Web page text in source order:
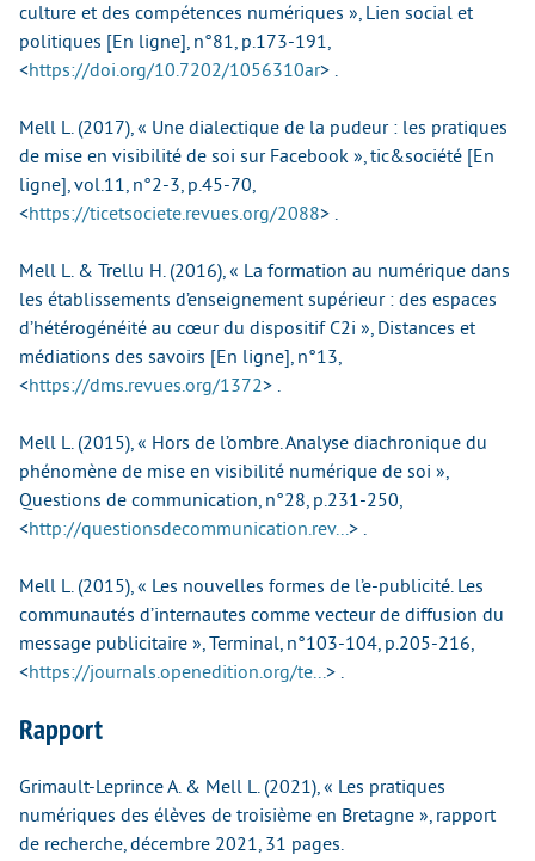
culture et des compétences numériques », Lien social et
politiques [En ligne], n°81, p.173-191,
<https://doi.org/10.7202/1056310ar> .
Mell L. (2017), « Une dialectique de la pudeur : les pratiques
de mise en visibilité de soi sur Facebook », tic&société [En
ligne], vol.11, n°2-3, p.45-70,
<https://ticetsociete.revues.org/2088> .
Mell L. & Trellu H. (2016), « La formation au numérique dans
les établissements d’enseignement supérieur : des espaces
d’hétérogénéité au cœur du dispositif C2i », Distances et
médiations des savoirs [En ligne], n°13,
<https://dms.revues.org/1372> .
Mell L. (2015), « Hors de l’ombre. Analyse diachronique du
phénomène de mise en visibilité numérique de soi »,
Questions de communication, n°28, p.231-250,
<http://questionsdecommunication.rev...> .
Mell L. (2015), « Les nouvelles formes de l’e-publicité. Les
communautés d’internautes comme vecteur de diffusion du
message publicitaire », Terminal, n°103-104, p.205-216,
<https://journals.openedition.org/te...> .
Rapport
Grimault-Leprince A. & Mell L. (2021), « Les pratiques
numériques des élèves de troisième en Bretagne », rapport
de recherche, décembre 2021, 31 pages.